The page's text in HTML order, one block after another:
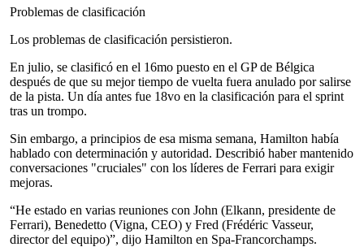
Problemas de clasificación
Los problemas de clasificación persistieron.
En julio, se clasificó en el 16mo puesto en el GP de Bélgica
después de que su mejor tiempo de vuelta fuera anulado por salirse
de la pista. Un día antes fue 18vo en la clasificación para el sprint
tras un trompo.
Sin embargo, a principios de esa misma semana, Hamilton había
hablado con determinación y autoridad. Describió haber mantenido
conversaciones "cruciales" con los líderes de Ferrari para exigir
mejoras.
“He estado en varias reuniones con John (Elkann, presidente de
Ferrari), Benedetto (Vigna, CEO) y Fred (Frédéric Vasseur,
director del equipo)”, dijo Hamilton en Spa-Francorchamps.